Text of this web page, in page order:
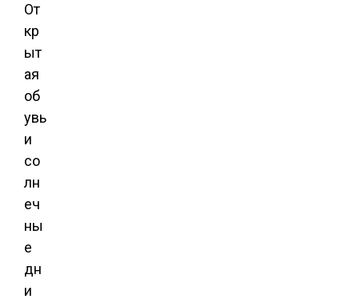
От
кр
ыт
ая
об
увь
и
со
лн
еч
ны
е
дн
и